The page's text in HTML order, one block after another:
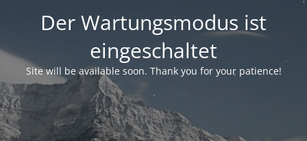
Der Wartungsmodus ist
eingeschaltet
Site will be available soon. Thank you for your patience!